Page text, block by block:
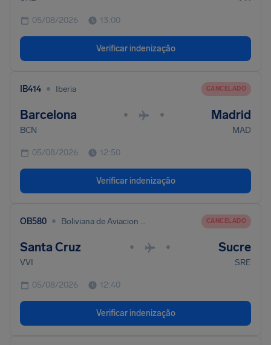
05/08/2026 13:00
Verificar indenização
IB414 • Iberia CANCELADO
Barcelona • • Madrid
BCN MAD
05/08/2026 12:50
Verificar indenização
OB580 • Boliviana de Aviacion - BoA CANCELADO
Santa Cruz • • Sucre
VVI SRE
05/08/2026 12:40
Verificar indenização